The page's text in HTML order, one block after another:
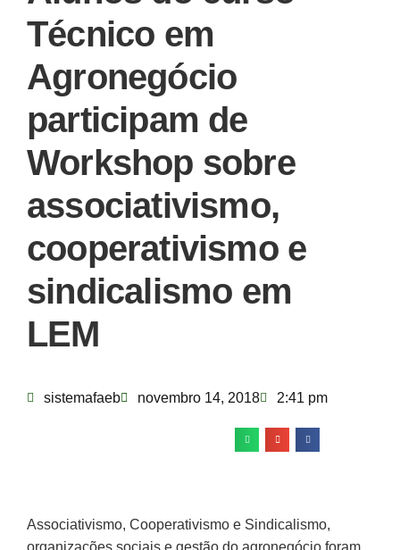
Técnico em
Agronegócio
participam de
Workshop sobre
associativismo,
cooperativismo e
sindicalismo em
LEM
sistemafaeb novembro 14, 2018 2:41 pm
Associativismo, Cooperativismo e Sindicalismo,
organizações sociais e gestão do agronegócio foram